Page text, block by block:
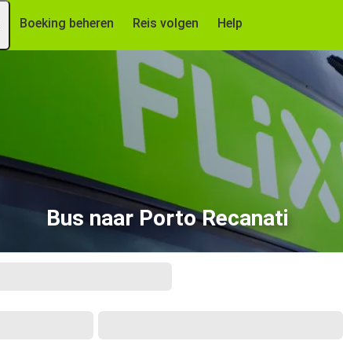
Boeking beheren Reis volgen Help
Bus naar Porto Recanati